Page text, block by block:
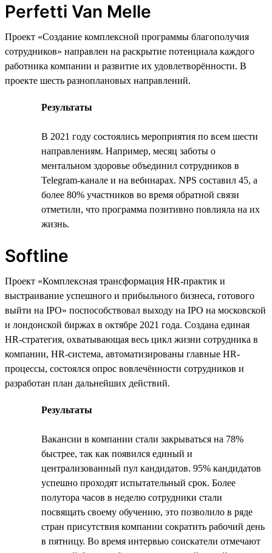
Perfetti Van Melle
Проект «Создание комплексной программы благополучия
сотрудников» направлен на раскрытие потенциала каждого
работника компании и развитие их удовлетворённости. В
проекте шесть разноплановых направлений.
Результаты
В 2021 году состоялись мероприятия по всем шести
направлениям. Например, месяц заботы о
ментальном здоровье объединил сотрудников в
Telegram-канале и на вебинарах. NPS составил 45, а
более 80% участников во время обратной связи
отметили, что программа позитивно повлияла на их
жизнь.
Softline
Проект «Комплексная трансформация HR-практик и
выстраивание успешного и прибыльного бизнеса, готового
выйти на IPO» поспособствовал выходу на IPO на московской
и лондонской биржах в октябре 2021 года. Создана единая
HR-стратегия, охватывающая весь цикл жизни сотрудника в
компании, HR-система, автоматизированы главные HR-
процессы, состоялся опрос вовлечённости сотрудников и
разработан план дальнейших действий.
Результаты
Вакансии в компании стали закрываться на 78%
быстрее, так как появился единый и
централизованный пул кандидатов. 95% кандидатов
успешно проходят испытательный срок. Более
полутора часов в неделю сотрудники стали
посвящать своему обучению, это позволило в ряде
стран присутствия компании сократить рабочий день
в пятницу. Во время интервью соискатели отмечают